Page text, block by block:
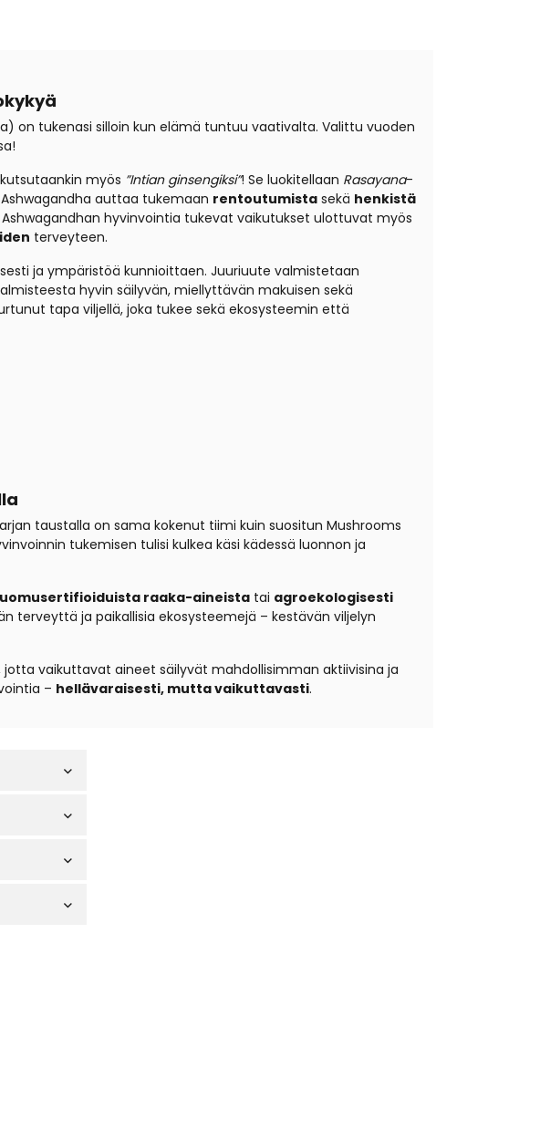
on tukenasi silloin kun elämä tuntuu vaativalta. Valittu vuoden
myös ”Intian ginsengiksi”! Se luokitellaan Rasayana-
auttaa tukemaan rentoutumista sekä henkistä
Ashwagandhan hyvinvointia tukevat vaikutukset ulottuvat myös
terveyteen.
ja ympäristöä kunnioittaen. Juuriuute valmistetaan
hyvin säilyvän, miellyttävän makuisen sekä
tapa viljellä, joka tukee sekä ekosysteemin että
taustalla on sama kokenut tiimi kuin suositun Mushrooms
tukemisen tulisi kulkea käsi kädessä luonnon ja
raaka-aineista tai agroekologisesti
terveyttä ja paikallisia ekosysteemejä – kestävän viljelyn
vaikuttavat aineet säilyvät mahdollisimman aktiivisina ja
– hellävaraisesti, mutta vaikuttavasti.